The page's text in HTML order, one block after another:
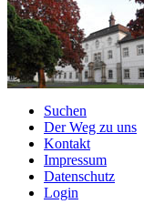
Suchen
Der Weg zu uns
Kontakt
Impressum
Datenschutz
Login